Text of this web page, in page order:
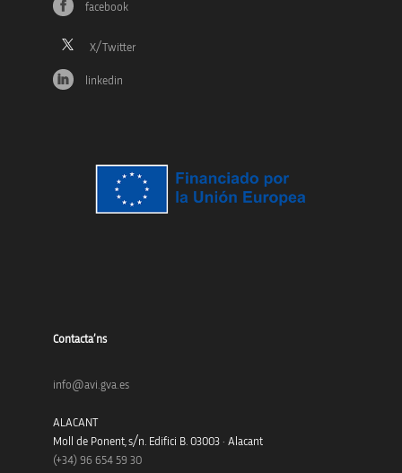
facebook
linkedin
Contacta’ns
info@avi.gva.es
ALACANT
Moll de Ponent, s/n. Edifici B. 03003 · Alacant
(+34) 96 654 59 30